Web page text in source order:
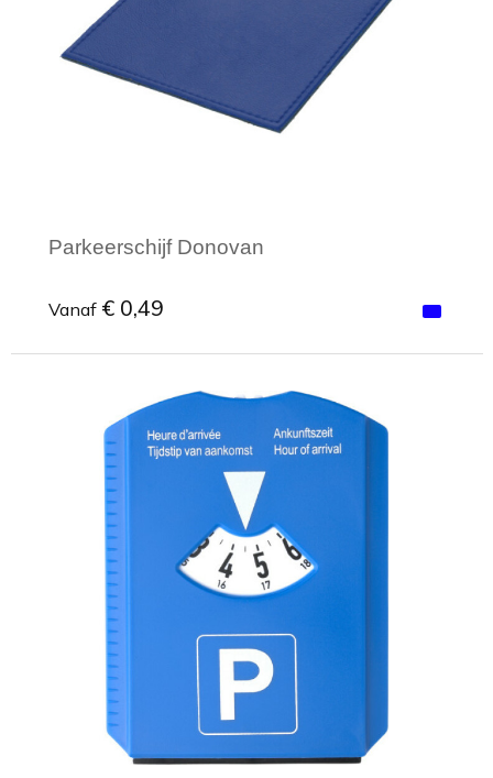
Parkeerschijf Donovan
Vanaf € 0,49
Minimale afname: 1